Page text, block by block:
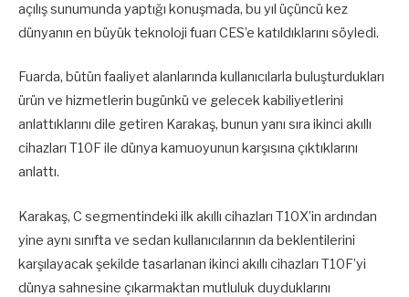
açılış sunumunda yaptığı konuşmada, bu yıl üçüncü kez
dünyanın en büyük teknoloji fuarı CES’e katıldıklarını söyledi.
Fuarda, bütün faaliyet alanlarında kullanıcılarla buluşturdukları
ürün ve hizmetlerin bugünkü ve gelecek kabiliyetlerini
anlattıklarını dile getiren Karakaş, bunun yanı sıra ikinci akıllı
cihazları T10F ile dünya kamuoyunun karşısına çıktıklarını
anlattı.
Karakaş, C segmentindeki ilk akıllı cihazları T10X’in ardından
yine aynı sınıfta ve sedan kullanıcılarının da beklentilerini
karşılayacak şekilde tasarlanan ikinci akıllı cihazları T10F’yi
dünya sahnesine çıkarmaktan mutluluk duyduklarını